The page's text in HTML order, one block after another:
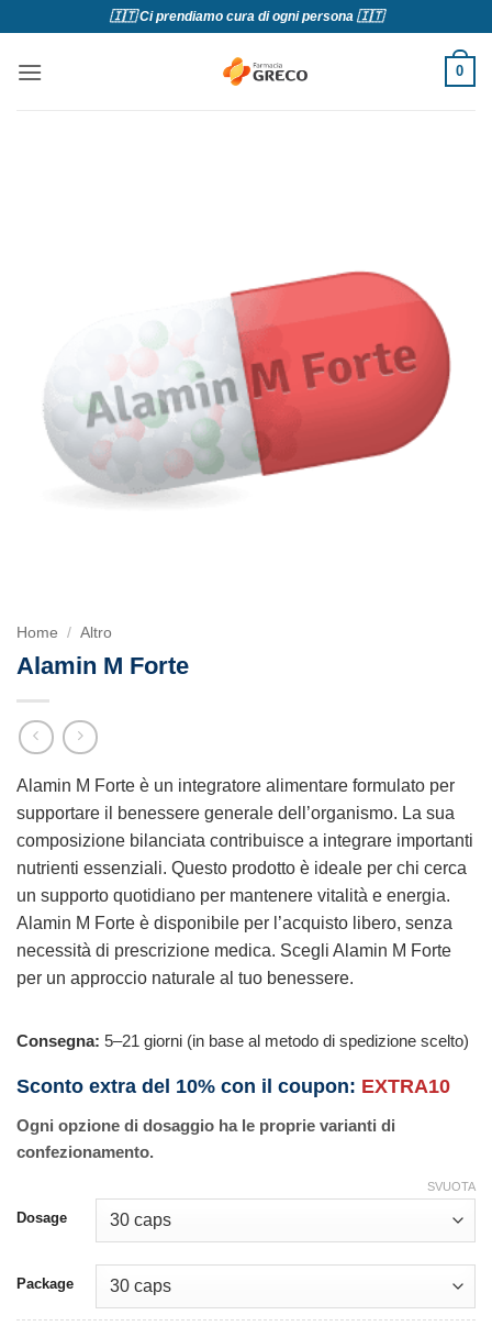
contenuti
🇮🇹 Ci prendiamo cura di ogni persona 🇮🇹
0
Home / Altro
Alamin M Forte
Alamin M Forte è un integratore alimentare formulato per
supportare il benessere generale dell’organismo. La sua
composizione bilanciata contribuisce a integrare importanti
nutrienti essenziali. Questo prodotto è ideale per chi cerca
un supporto quotidiano per mantenere vitalità e energia.
Alamin M Forte è disponibile per l’acquisto libero, senza
necessità di prescrizione medica. Scegli Alamin M Forte
per un approccio naturale al tuo benessere.
Consegna: 5–21 giorni (in base al metodo di spedizione scelto)
Sconto extra del 10% con il coupon: EXTRA10
Ogni opzione di dosaggio ha le proprie varianti di
confezionamento.
Dosage
Package
SVUOTA